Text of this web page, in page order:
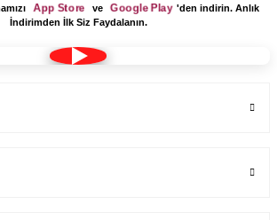
App Store ve Google Play 'den indirin. Anlık
İndirimden İlk Siz Faydalanın.